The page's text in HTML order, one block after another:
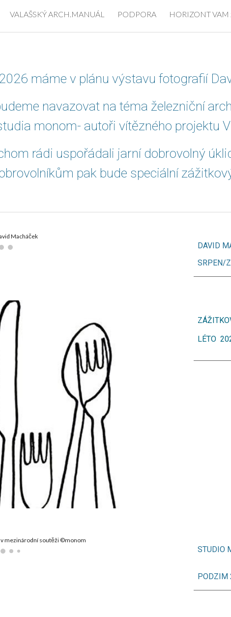
Skip to main content Skip to
VALAŠSKÝ ARCH.MANUÁL PODPORA HORIZONT VAM
máme v plánu výstavu fotografií
navazovat na téma železniční
monom- autoři vítězného projektu
rádi uspořádali jarní dobrovolný
pak bude speciální
Macháček
DAVID
SRPEN/
LÉTO
mezinárodní soutěži ©monom
STUDIO
PODZIM